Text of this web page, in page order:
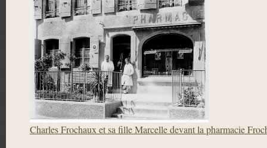
Charles Frochaux et sa fille Marcelle devant la pharmacie